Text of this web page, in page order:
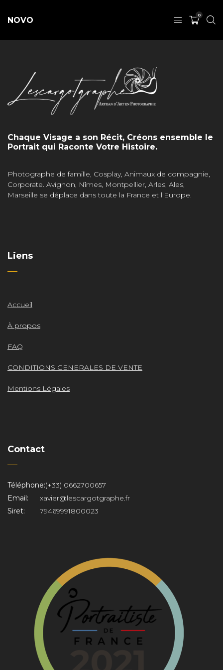
NOVO
0
Chaque Visage a son Récit, Créons ensemble le
Portrait qui Raconte Votre Histoire.
Photographe de famille, Cosplay, Animaux de compagnie,
Corporate. Avignon, Nîmes, Montpellier, Arles, Ales,
Marseille se déplace dans toute la France et l'Europe.
Liens
Accueil
À propos
FAQ
CONDITIONS GENERALES DE VENTE
Mentions Légales
Contact
Téléphone:(+33) 0662700657
Email:
xavier@lescargotgraphe.fr
Siret:
79469991800023